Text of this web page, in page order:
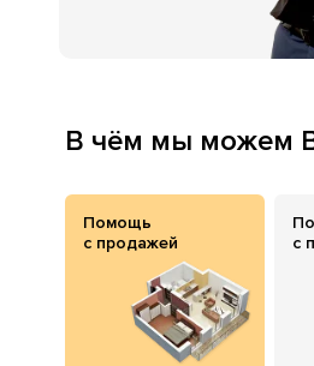
Помощь
с продажей
В чём мы можем
с